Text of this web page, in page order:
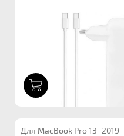
Для MacBook Pro 13" 2019